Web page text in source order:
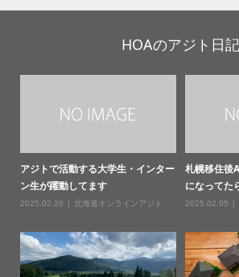
HOAのアジト日記
アジトで活動する大学生・インター
ン生が躍動してます
2025.02.26 北海道オンラインアジト
札幌移住後
になってた
2025.02.05